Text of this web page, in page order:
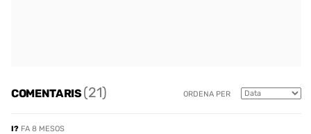
COMENTARIS(21) ORDENA PER
I? FA 8 MESOS